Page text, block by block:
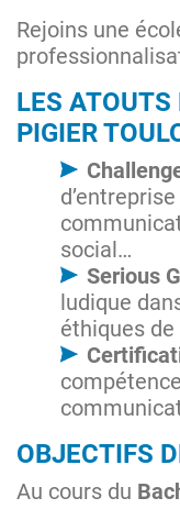
Rejoins une
LES ATOUTS
PIGIER
social…
Serious
ludique
éthiques de
OBJECTIFS
Au cours du